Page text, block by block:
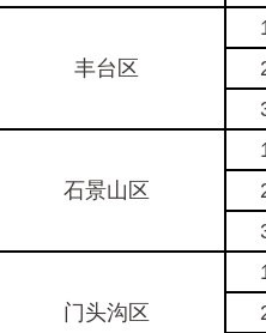
丰台区
石景山区
门头沟区